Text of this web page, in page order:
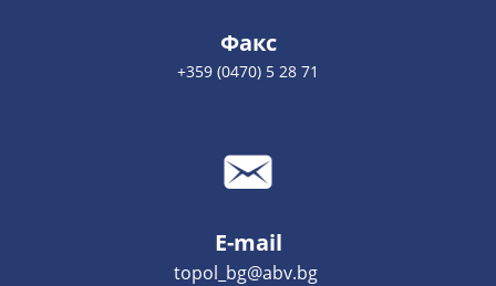
Факс
+359 (0470) 5 28 71
E-mail
topol_bg@abv.bg